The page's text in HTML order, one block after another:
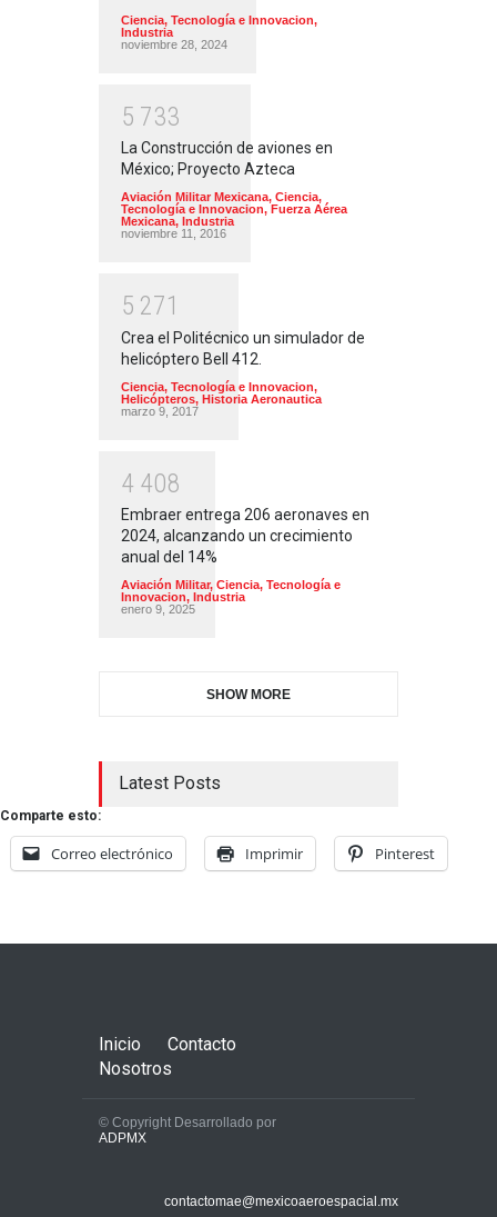
Ciencia, Tecnología e Innovacion,
Industria
noviembre 28, 2024
5 733
La Construcción de aviones en
México; Proyecto Azteca
Aviación Militar Mexicana, Ciencia,
Tecnología e Innovacion, Fuerza Aérea
Mexicana, Industria
noviembre 11, 2016
5 271
Crea el Politécnico un simulador de
helicóptero Bell 412.
Ciencia, Tecnología e Innovacion,
Helicópteros, Historia Aeronautica
marzo 9, 2017
4 408
Embraer entrega 206 aeronaves en
2024, alcanzando un crecimiento
anual del 14%
Aviación Militar, Ciencia, Tecnología e
Innovacion, Industria
enero 9, 2025
SHOW MORE
Latest Posts
Comparte esto:
Correo electrónico Imprimir Pinterest
Inicio
Contacto
Nosotros
© Copyright Desarrollado por
ADPMX
contactomae@mexicoaeroespacial.mx